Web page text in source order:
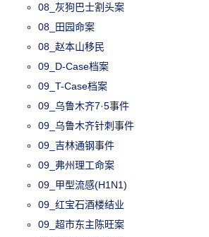
08_灰狗巴士割头案
08_田园命案
08_赵本山移民
09_D-Case档案
09_T-Case档案
09_乌鲁木齐7·5事件
09_乌鲁木齐针刺事件
09_吉林通钢事件
09_弗州理工命案
09_甲型流感(H1N1)
09_红宝石酒楼结业
09_超市东主陈旺案